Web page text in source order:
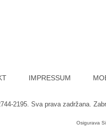
IMPRESSUM
2195. Sva prava zadržana.
Osigurava